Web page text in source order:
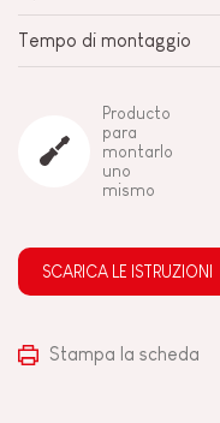
Tempo di montaggio
Producto
para
montarlo
uno
mismo
SCARICA LE ISTRUZIONI
Stampa la scheda